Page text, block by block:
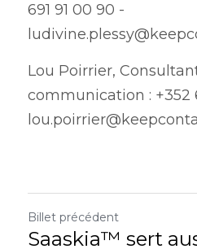
691 91 00 90 -
Lou Poirrier,
communication : +352
Billet précédent
Saaskia™️ sert